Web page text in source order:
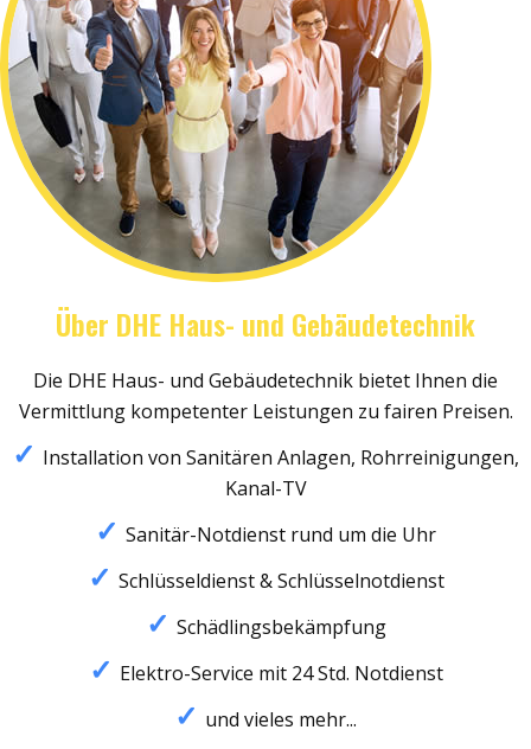
Über DHE Haus- und Gebäudetechnik
Die DHE Haus- und Gebäudetechnik bietet Ihnen die
Vermittlung kompetenter Leistungen zu fairen Preisen.
Installation von Sanitären Anlagen, Rohrreinigungen,
Kanal-TV
Sanitär-Notdienst rund um die Uhr
Schlüsseldienst & Schlüsselnotdienst
Schädlingsbekämpfung
Elektro-Service mit 24 Std. Notdienst
und vieles mehr...